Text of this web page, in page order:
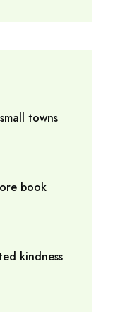
towns
book
kindness